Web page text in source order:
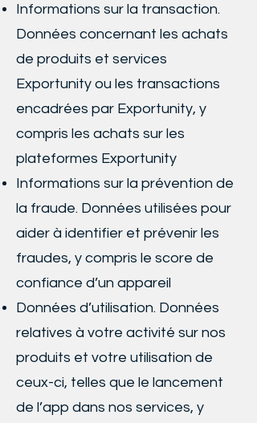
Informations sur la transaction.
Données concernant les achats
de produits et services
Exportunity ou les transactions
encadrées par Exportunity, y
compris les achats sur les
plateformes Exportunity
Informations sur la prévention de
la fraude. Données utilisées pour
aider à identifier et prévenir les
fraudes, y compris le score de
confiance d’un appareil
Données d’utilisation. Données
relatives à votre activité sur nos
produits et votre utilisation de
ceux-ci, telles que le lancement
de l’app dans nos services, y